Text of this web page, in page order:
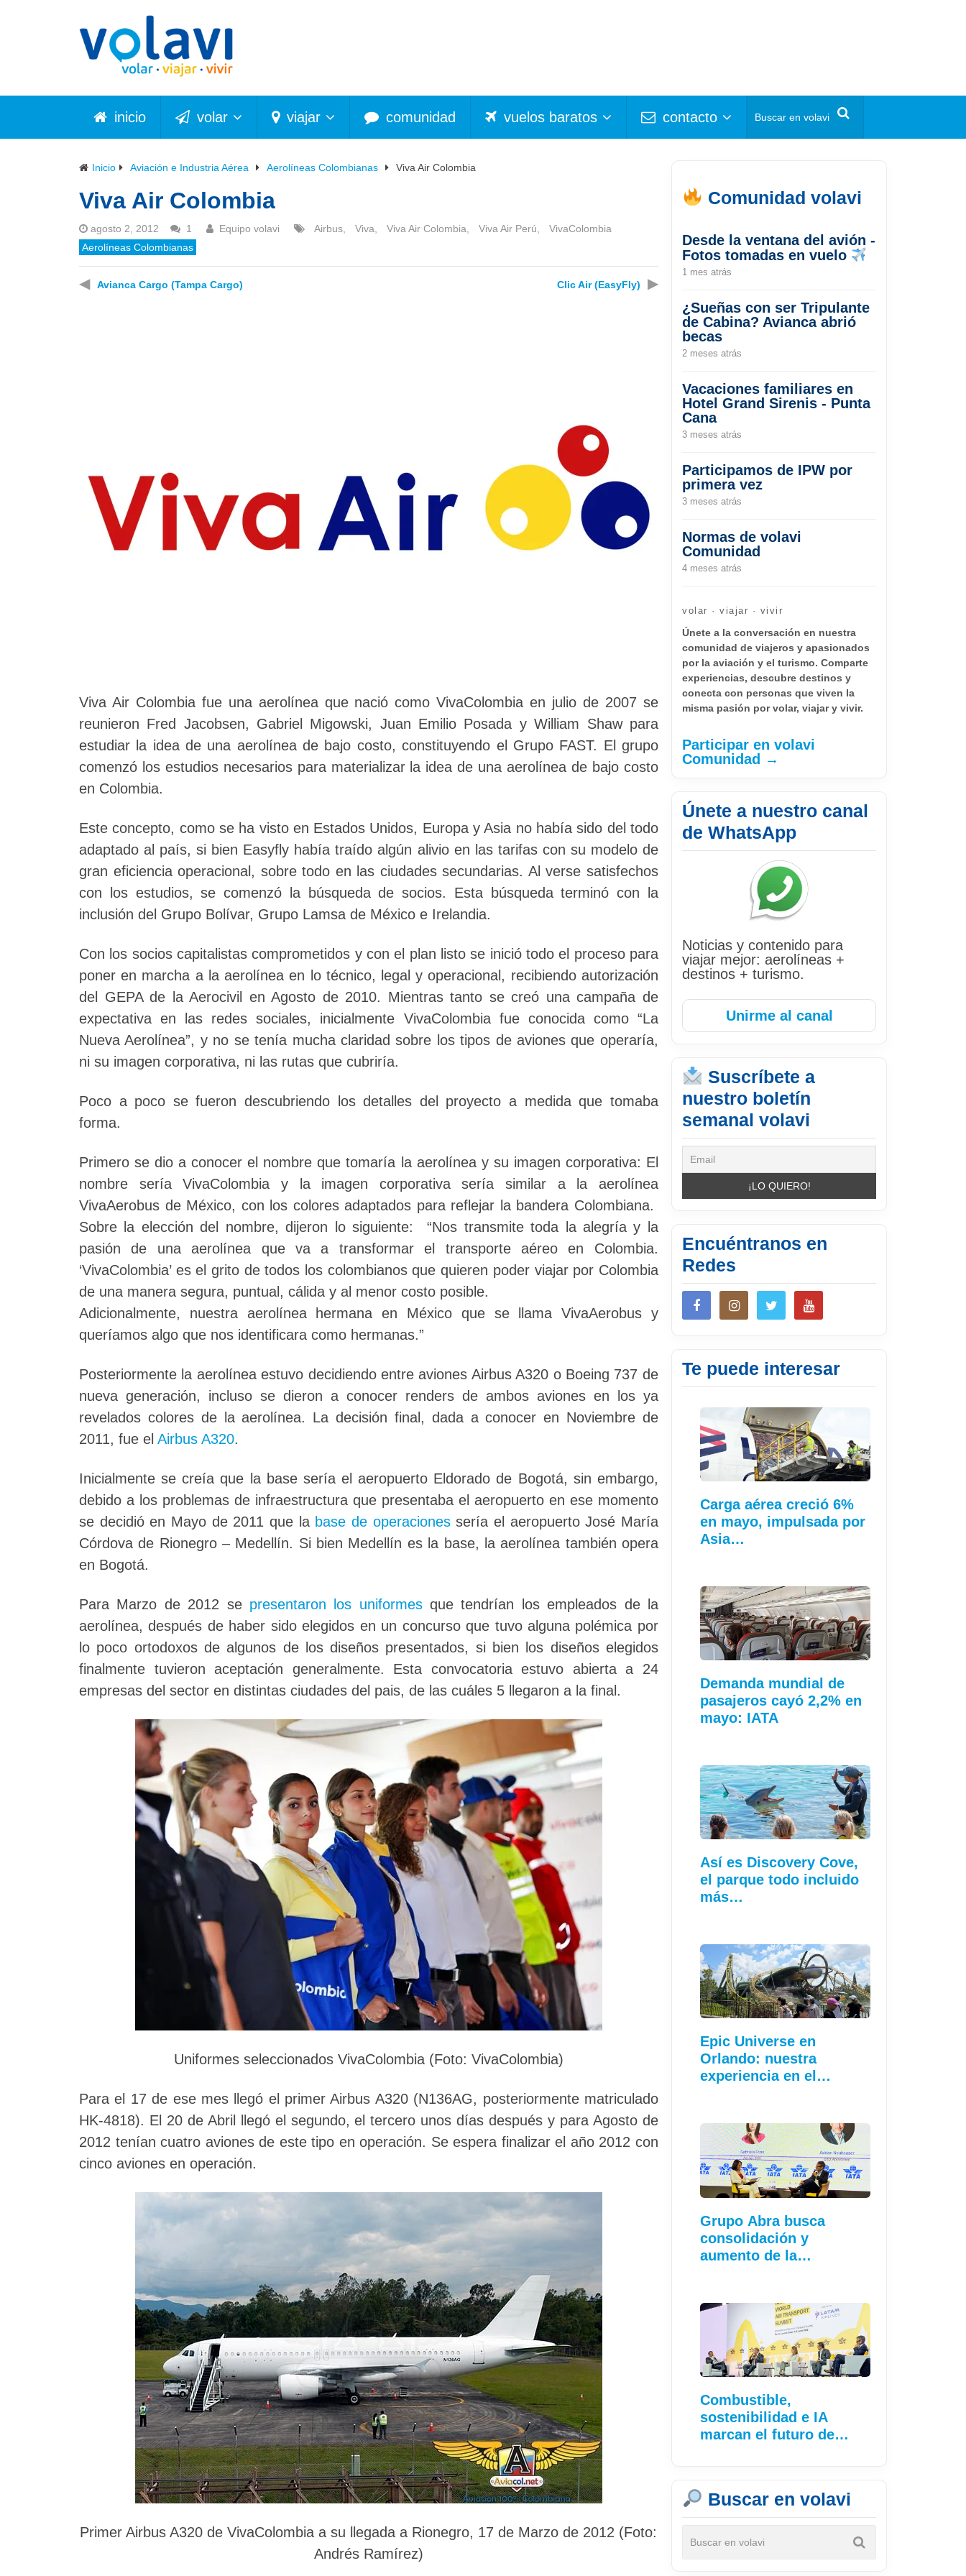
inicio volar viajar comunidad vuelos baratos contacto
Inicio Aviación e Industria Aérea Aerolíneas Colombianas Viva Air Colombia
Viva Air Colombia
agosto 2, 2012 1 Equipo volavi Airbus Viva Viva Air Colombia Viva Air Perú
VivaColombia
Aerolíneas Colombianas
◀ Avianca Cargo (Tampa Cargo) Clic Air (EasyFly) ▶
Viva Air Colombia fue una aerolínea que nació como VivaColombia en julio de 2007 se
reunieron Fred Jacobsen, Gabriel Migowski, Juan Emilio Posada y William Shaw para
estudiar la idea de una aerolínea de bajo costo, constituyendo el Grupo FAST. El grupo
comenzó los estudios necesarios para materializar la idea de una aerolínea de bajo costo
en Colombia.
Este concepto, como se ha visto en Estados Unidos, Europa y Asia no había sido del todo
adaptado al país, si bien Easyfly había traído algún alivio en las tarifas con su modelo de
gran eficiencia operacional, sobre todo en las ciudades secundarias. Al verse satisfechos
con los estudios, se comenzó la búsqueda de socios. Esta búsqueda terminó con la
inclusión del Grupo Bolívar, Grupo Lamsa de México e Irelandia.
Con los socios capitalistas comprometidos y con el plan listo se inició todo el proceso para
poner en marcha a la aerolínea en lo técnico, legal y operacional, recibiendo autorización
del GEPA de la Aerocivil en Agosto de 2010. Mientras tanto se creó una campaña de
expectativa en las redes sociales, inicialmente VivaColombia fue conocida como “La
Nueva Aerolínea”, y no se tenía mucha claridad sobre los tipos de aviones que operaría,
ni su imagen corporativa, ni las rutas que cubriría.
Poco a poco se fueron descubriendo los detalles del proyecto a medida que tomaba
forma.
Primero se dio a conocer el nombre que tomaría la aerolínea y su imagen corporativa: El
nombre sería VivaColombia y la imagen corporativa sería similar a la aerolínea
VivaAerobus de México, con los colores adaptados para reflejar la bandera Colombiana.
Sobre la elección del nombre, dijeron lo siguiente: “Nos transmite toda la alegría y la
pasión de una aerolínea que va a transformar el transporte aéreo en Colombia.
‘VivaColombia’ es el grito de todos los colombianos que quieren poder viajar por Colombia
de una manera segura, puntual, cálida y al menor costo posible.
Adicionalmente, nuestra aerolínea hermana en México que se llama VivaAerobus y
queríamos algo que nos identificara como hermanas.”
Posteriormente la aerolínea estuvo decidiendo entre aviones Airbus A320 o Boeing 737 de
nueva generación, incluso se dieron a conocer renders de ambos aviones en los ya
revelados colores de la aerolínea. La decisión final, dada a conocer en Noviembre de
2011, fue el Airbus A320.
Inicialmente se creía que la base sería el aeropuerto Eldorado de Bogotá, sin embargo,
debido a los problemas de infraestructura que presentaba el aeropuerto en ese momento
se decidió en Mayo de 2011 que la base de operacionessería el aeropuerto José María
Córdova de Rionegro – Medellín. Si bien Medellín es la base, la aerolínea también opera
en Bogotá.
Para Marzo de 2012 se presentaron los uniformesque tendrían los empleados de la
aerolínea, después de haber sido elegidos en un concurso que tuvo alguna polémica por
lo poco ortodoxos de algunos de los diseños presentados, si bien los diseños elegidos
finalmente tuvieron aceptación generalmente. Esta convocatoria estuvo abierta a 24
empresas del sector en distintas ciudades del pais, de las cuáles 5 llegaron a la final.
Uniformes seleccionados VivaColombia (Foto: VivaColombia)
Para el 17 de ese mes llegó el primer Airbus A320 (N136AG, posteriormente matriculado
HK-4818). El 20 de Abril llegó el segundo, el tercero unos días después y para Agosto de
2012 tenían cuatro aviones de este tipo en operación. Se espera finalizar el año 2012 con
cinco aviones en operación.
Primer Airbus A320 de VivaColombia a su llegada a Rionegro, 17 de Marzo de 2012 (Foto:
Andrés Ramírez)
Comunidad volavi
Desde la ventana del avión -
Fotos tomadas en vuelo
1 mes atrás
¿Sueñas con ser Tripulante
de Cabina? Avianca abrió
becas
2 meses atrás
Vacaciones familiares en
Hotel Grand Sirenis - Punta
Cana
3 meses atrás
Participamos de IPW por
primera vez
3 meses atrás
Normas de volavi
Comunidad
4 meses atrás
volar · viajar · vivir
Únete a la conversación en nuestra
comunidad de viajeros y apasionados
por la aviación y el turismo. Comparte
experiencias, descubre destinos y
conecta con personas que viven la
misma pasión por volar, viajar y vivir.
Participar en volavi
Comunidad →
Únete a nuestro canal
de WhatsApp
Noticias y contenido para
viajar mejor: aerolíneas +
destinos + turismo.
Unirme al canal
Suscríbete a
nuestro boletín
semanal volavi
Encuéntranos en
Redes
Te puede interesar
Carga aérea creció 6%
en mayo, impulsada por
Asia…
Demanda mundial de
pasajeros cayó 2,2% en
mayo: IATA
Así es Discovery Cove,
el parque todo incluido
más…
Epic Universe en
Orlando: nuestra
experiencia en el…
Grupo Abra busca
consolidación y
aumento de la
Combustible,
sostenibilidad e IA
marcan el futuro de…
Buscar en volavi